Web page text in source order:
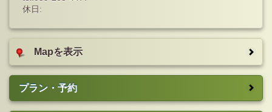
休日:
Mapを表示
プラン・予約